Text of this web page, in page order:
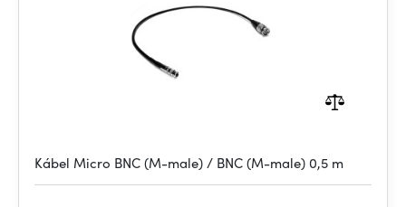
Kábel Micro BNC (M-male) / BNC (M-male) 0,5 m